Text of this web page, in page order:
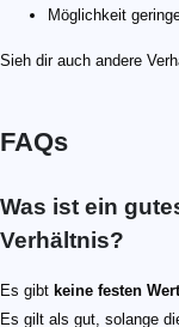
Möglichkeit
Sieh dir auch andere
FAQs
Was ist ein
Verhältnis?
Es gibt keine festen
Es gilt als gut, solange